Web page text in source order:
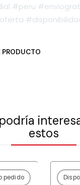
#peru
PRODUCTO
estos
pedido -